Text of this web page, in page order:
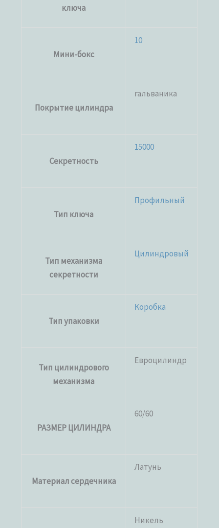
ключа
Мини-бокс
10
Покрытие цилиндра
гальваника
Секретность
15000
Тип ключа
Профильный
Тип механизма
секретности
Цилиндровый
Тип упаковки
Коробка
Тип цилиндрового
механизма
Евроцилиндр
РАЗМЕР ЦИЛИНДРА
60/60
Материал сердечника
Латунь
Никель